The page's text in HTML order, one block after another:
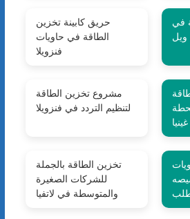
حريق كابينة تخزين
الطاقة في حاويات
فنزويلا
في
ويل
مشروع تخزين الطاقة
لتنظيم التردد في فنزويلا
تخزين الطاقة بالجملة
للشركات الصغيرة
والمتوسطة في لاتفيا